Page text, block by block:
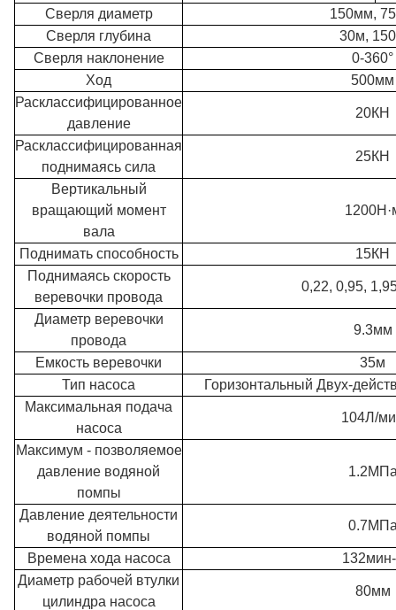
Сверля диаметр
150мм,
Сверля глубина
30м,
Сверля наклонение
0-360°
Ход
500мм
Расклассифицированное
давление
20КН
Расклассифицированная
поднимаясь сила
25КН
Вертикальный
вращающий момент
вала
Поднимать способность
15КН
Поднимаясь скорость
веревочки провода
0,22, 0,95,
Диаметр веревочки
провода
9.3мм
Емкость веревочки
35м
Тип насоса
Горизонтальный Двух-
Максимальная подача
насоса
104Л/
Максимум - позволяемое
давление водяной
помпы
Давление деятельности
водяной помпы
Времена хода насоса
Диаметр рабочей втулки
цилиндра насоса
80мм